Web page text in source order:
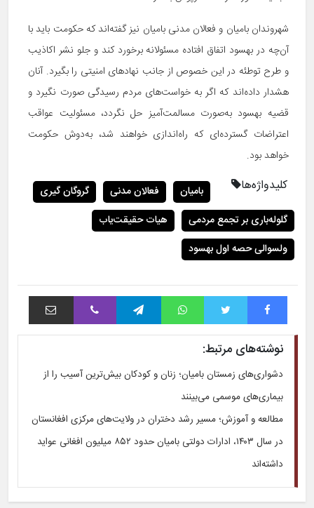
شهروندان بامیان و فعالان مدنی بامیان نیز گفته‌اند که حکومت باید با
آن‌چه در بهسود اتفاق افتاده مسئولانه برخورد کند و جلو نشر اکاذیب
و طرح توطئه در این خصوص از جانب نهادهای امنیتی را بگیرد. آنان
هشدار داده‌اند که اگر به خواست‌های مردم رسیدگی صورت نگیرد و
قضیه بهسود به‌صورت مسالمت‌آمیز حل نگردد، مسئولیت عواقب
اعتراضات گسترده‌ای که راه‌اندازی خواهند شد، به‌دوش حکومت
خواهد بود.
کلیدواژه‌ها بامیان فعالان مدنی
گروگان گیری
گلوله‌باری بر تجمع مردمی
هیات حقیقت‌یاب
ولسوالی حصه اول بهسود
فیس بوک توییتر واتس آپ تلگرام وایبر اشتراک با ایمیل
نوشته‌های مرتبط:
دشواری‌های زمستان بامیان؛ زنان و کودکان بیش‌ترین آسیب را از
بیماری‌های موسمی می‌بینند
مطالعه و آموزش؛ مسیر رشد دختران در ولایت‌های مرکزی افغانستان
در سال ۱۴۰۳، ادارات دولتی بامیان حدود ۸۵۲ میلیون افغانی عواید
داشته‌اند